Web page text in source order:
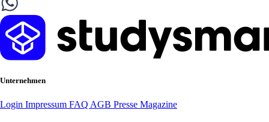
Unternehmen
Login Impressum FAQ AGB Presse Magazine